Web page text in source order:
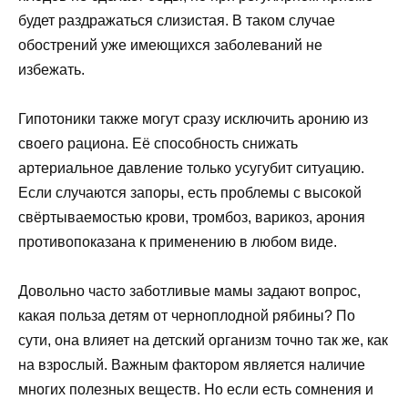
будет раздражаться слизистая. В таком случае
обострений уже имеющихся заболеваний не
избежать.
Гипотоники также могут сразу исключить аронию из
своего рациона. Её способность снижать
артериальное давление только усугубит ситуацию.
Если случаются запоры, есть проблемы с высокой
свёртываемостью крови, тромбоз, варикоз, арония
противопоказана к применению в любом виде.
Довольно часто заботливые мамы задают вопрос,
какая польза детям от черноплодной рябины? По
сути, она влияет на детский организм точно так же, как
на взрослый. Важным фактором является наличие
многих полезных веществ. Но если есть сомнения и